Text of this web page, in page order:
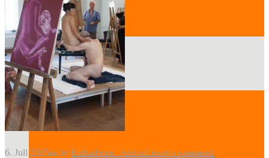
Kategorien
Verein
Kontakt
6. Juli 2015in by Kulturbund_AdminLeave a comment